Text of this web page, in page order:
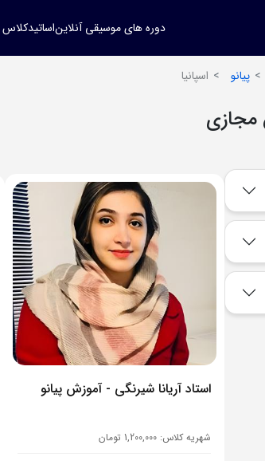
دوره های موسیقی آنلایناساتیدکلاس
پیانو اسپانیا
مجازی
استاد آریانا شیرنگی - آموزش پیانو
شهریه کلاس: 1,200,000 تومان